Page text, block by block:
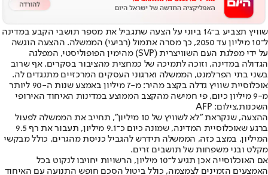
שוויץ תצביע ב־14 ביוני על הצעה שתגביל את מספר תושבי הקבע במדינה
ל־10 מיליון עד 2050, כך מסרה אתמול (רביעי) הממשלה. ההצעה הוגשה
על ידי מפלגת העם השוויצרית (SVP) מהימין הפופוליסטי, המפלגה
הגדולה במדינה, וזוכה לתמיכה של כמחצית מהציבור בסקרים, אף שרוב
בשני בתי הפרלמנט, הממשלה וארגוני העסקים המרכזיים מתנגדים לה.
אוכלוסיית שוויץ גדלה בקצב מהיר: מ-7 מיליון באמצע שנות ה-90 ליותר
מ-9 מיליון כיום, פי חמישה מהקצב הממוצע במדינות האיחוד האירופי
השכנות,צילום: AFP
ההצעה, שנקראת ״לא לשוויץ של 10 מיליון״, תחייב את הממשלה לפעול
ברגע שאוכלוסיית המדינה, שמונה כיום כ־9.1 מיליון, תעבור את רף 9.5
המיליון. במצב כזה, הממשלה תידרש להגביל כניסת מהגרים, כולל מבקשי
מקלט ובני משפחות של תושבים זרים.
אם האוכלוסייה אכן תגיע ל־10 מיליון, הרשויות יחויבו לנקוט בכל
האמצעים הזמינים לצמצמה, כולל ביטול הסכם חופש התנועה עם האיחוד